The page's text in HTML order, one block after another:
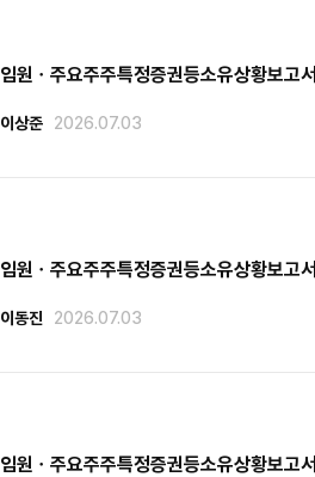
임원ㆍ주요주주특정증권등소유상황보고서
이상준 2026.07.03
임원ㆍ주요주주특정증권등소유상황보고서
이동진 2026.07.03
임원ㆍ주요주주특정증권등소유상황보고서